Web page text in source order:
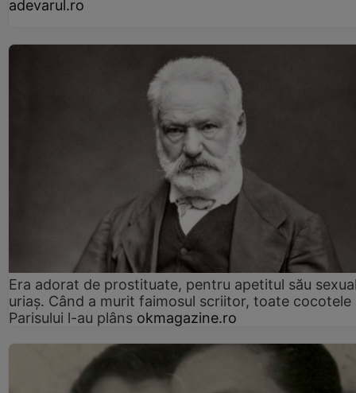
adevarul.ro
Era adorat de prostituate, pentru apetitul său
uriaș. Când a murit faimosul scriitor, toate cocotele
Parisului l-au plâns okmagazine.ro